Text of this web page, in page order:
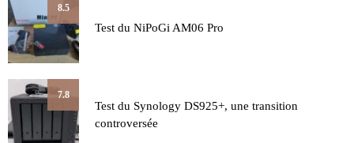
8.5
Test du NiPoGi AM06 Pro
7.8
Test du Synology DS925+, une transition
controversée